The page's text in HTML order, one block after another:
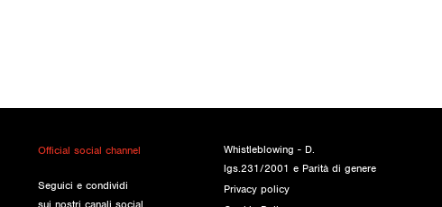
Official social channel
Seguici e condividi
Whistleblowing - D.
lgs.231/2001 e Parità di genere
Privacy policy